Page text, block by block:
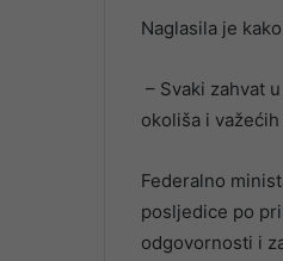
Naglasila je
– Svaki zahvat
okoliša i
Federalno
posljedice po
odgovornosti i